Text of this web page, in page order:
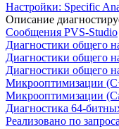
Настройки: Specific
Описание
Сообщения PVS-Studio
Диагностики общего
Диагностики общего
Диагностики общего
Микрооптимизации
Микрооптимизации
Диагностика 64-
Реализовано по